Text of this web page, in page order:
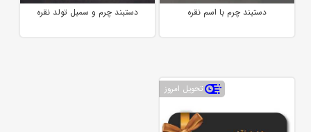
دستبند چرم با اسم نقره دستبند چرم و سمبل تولد نقره
تحویل امروز